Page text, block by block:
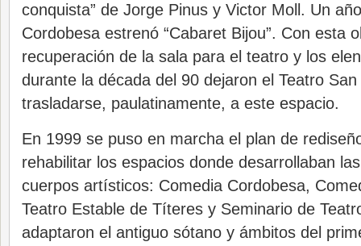
conquista” de Jorge Pinus y Victor Moll. Un
Cordobesa estrenó “Cabaret Bijou”. Con esta
recuperación de la sala para el teatro y los
durante la década del 90 dejaron el Teatro
trasladarse, paulatinamente, a este espacio.
En 1999 se puso en marcha el plan de
rehabilitar los espacios donde desarrollaban
cuerpos artísticos: Comedia Cordobesa,
Teatro Estable de Títeres y Seminario de
adaptaron el antiguo sótano y ámbitos del